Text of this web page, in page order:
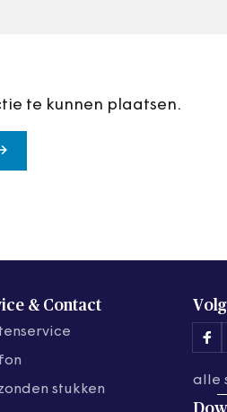
te kunnen plaatsen.
& Contact
stukken
alle